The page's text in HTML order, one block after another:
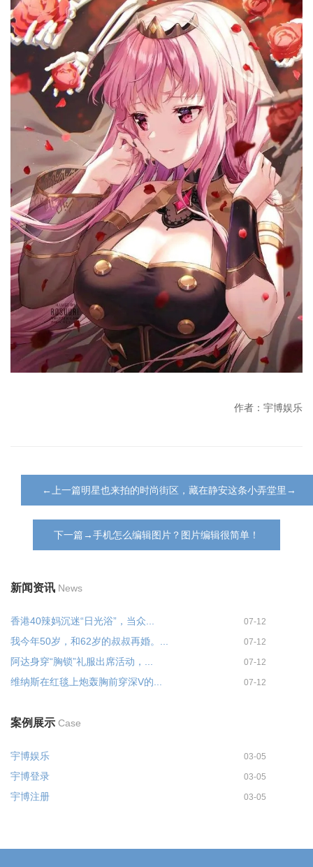
作者：宇博娱乐
←上一篇明星也来拍的时尚街区，藏在静安这条小弄堂里→
下一篇→手机怎么编辑图片？图片编辑很简单！
新闻资讯 News
香港40辣妈沉迷“日光浴”，当众... 07-12
我今年50岁，和62岁的叔叔再婚。... 07-12
阿达身穿“胸锁”礼服出席活动，... 07-12
维纳斯在红毯上炮轰胸前穿深V的... 07-12
案例展示 Case
宇博娱乐 03-05
宇博登录 03-05
宇博注册 03-05